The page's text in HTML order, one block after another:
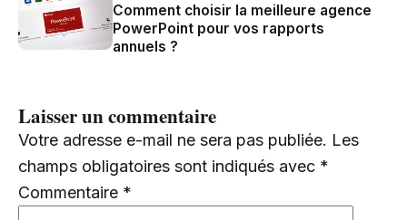
Comment choisir la meilleure agence
PowerPoint pour vos rapports
annuels ?
Laisser un commentaire
Votre adresse e-mail ne sera pas publiée. Les
champs obligatoires sont indiqués avec *
Commentaire *